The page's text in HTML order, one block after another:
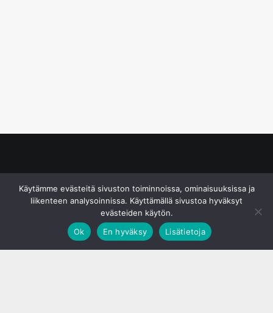
Käytämme evästeitä sivuston toiminnoissa, ominaisuuksissa ja
liikenteen analysoinnissa. Käyttämällä sivustoa hyväksyt
evästeiden käytön.
Ok
En hyväksy Lisätietoja